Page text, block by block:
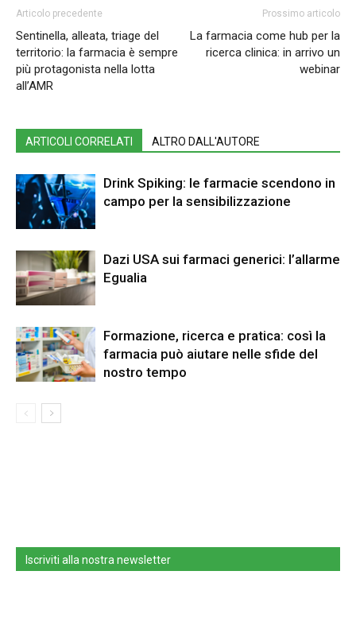
Articolo precedente
Sentinella, alleata, triage del
territorio: la farmacia è sempre
più protagonista nella lotta
all’AMR
Prossimo articolo
La farmacia come hub per la
ricerca clinica: in arrivo un
webinar
ARTICOLI CORRELATI ALTRO DALL'AUTORE
Drink Spiking: le farmacie scendono in
campo per la sensibilizzazione
Dazi USA sui farmaci generici: l’allarme
Egualia
Formazione, ricerca e pratica: così la
farmacia può aiutare nelle sfide del
nostro tempo
Iscriviti alla nostra newsletter